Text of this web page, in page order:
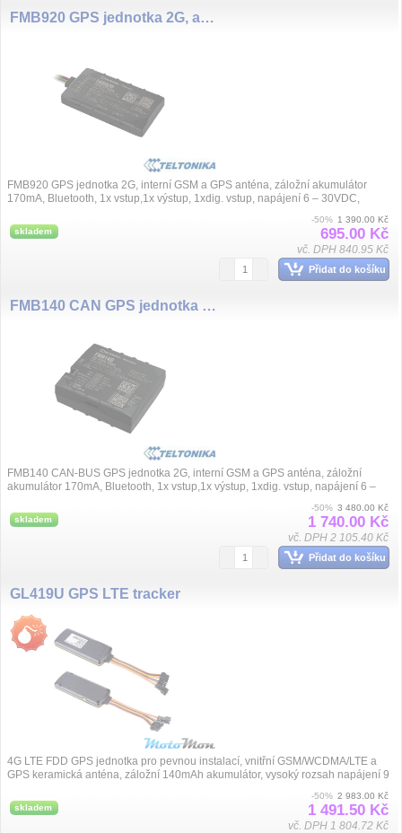
FMB920 GPS jednotka 2G, aku.170mA, BT
FMB920 GPS jednotka 2G, interní GSM a GPS anténa, záložní akumulátor
170mA, Bluetooth, 1x vstup,1x výstup, 1xdig. vstup, napájení 6 – 30VDC,
skladem
-50% 1 390.00 Kč
695.00 Kč
vč. DPH 840.95 Kč
Přidat do košíku
FMB140 CAN GPS jednotka 2G, aku. 170mA, BT
FMB140 CAN-BUS GPS jednotka 2G, interní GSM a GPS anténa, záložní
akumulátor 170mA, Bluetooth, 1x vstup,1x výstup, 1xdig. vstup, napájení 6 –
skladem
-50% 3 480.00 Kč
1 740.00 Kč
vč. DPH 2 105.40 Kč
Přidat do košíku
GL419U GPS LTE tracker
4G LTE FDD GPS jednotka pro pevnou instalací, vnitřní GSM/WCDMA/LTE a
GPS keramická anténa, záložní 140mAh akumulátor, vysoký rozsah napájení 9
skladem
-50% 2 983.00 Kč
1 491.50 Kč
vč. DPH 1 804.72 Kč